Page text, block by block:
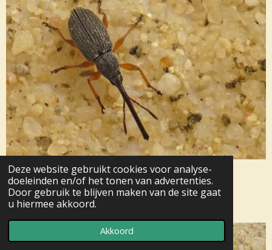
Deze website gebruikt cookies voor analyse-
doeleinden en/of het tonen van advertenties.
Door gebruik te blijven maken van de site gaat
u hiermee akkoord.
Akkoord
Stokroossnuitkever (tje) vrouwtje, (Rhopalapion
longirostre).Leersum 17-6-2021. / 3-4 mm
35